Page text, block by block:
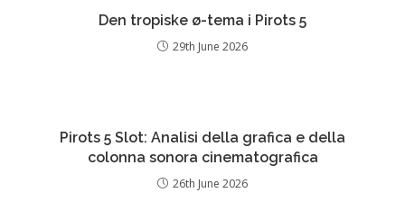
Den tropiske ø-tema i Pirots 5
29th June 2026
Pirots 5 Slot: Analisi della grafica e della
colonna sonora cinematografica
26th June 2026